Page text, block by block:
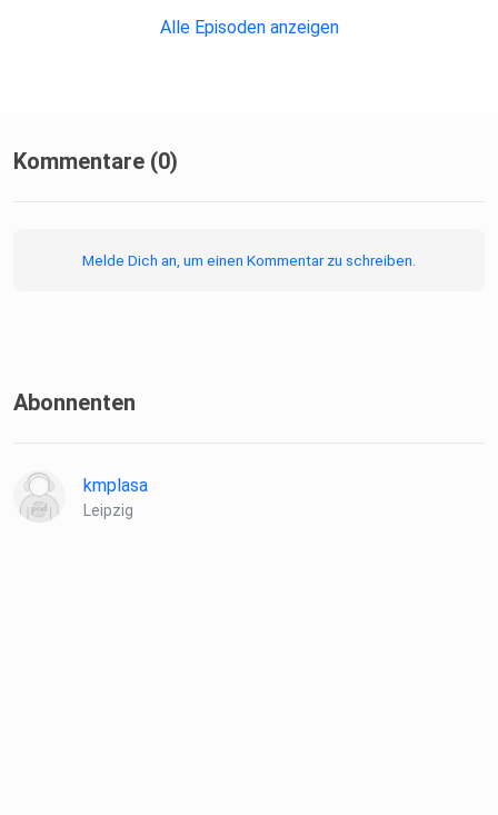
Alle Episoden anzeigen
Kommentare (0)
Melde Dich an, um einen Kommentar zu schreiben.
Abonnenten
kmplasa
Leipzig